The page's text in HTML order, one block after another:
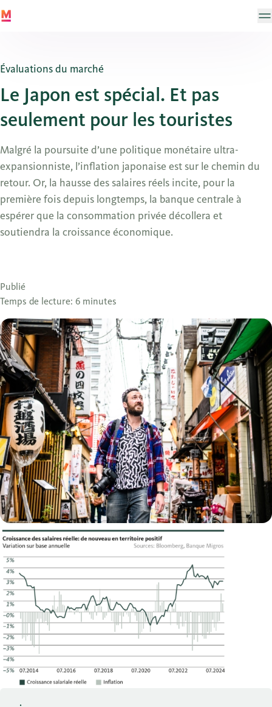
Évaluations du marché
Le Japon est spécial. Et pas
seulement pour les touristes
Malgré la poursuite d’une politique monétaire ultra-
expansionniste, l’inflation japonaise est sur le chemin du
retour. Or, la hausse des salaires réels incite, pour la
première fois depuis longtemps, la banque centrale à
espérer que la consommation privée décollera et
soutiendra la croissance économique.
Publié
Temps de lecture: 6 minutes